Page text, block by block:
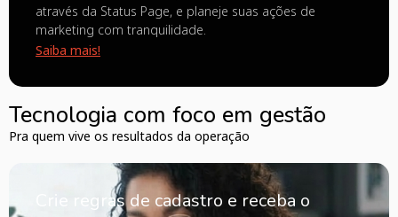
através da Status Page, e planeje suas ações de
marketing com tranquilidade.
Saiba mais!
Tecnologia com foco em gestão
Pra quem vive os resultados da operação
Crie regras de cadastro e receba o